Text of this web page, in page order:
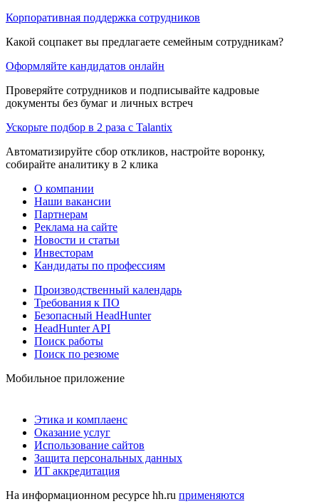
Корпоративная поддержка сотрудников
Какой соцпакет вы предлагаете семейным сотрудникам?
Оформляйте кандидатов онлайн
Проверяйте сотрудников и подписывайте кадровые
документы без бумаг и личных встреч
Ускорьте подбор в 2 раза с Talantix
Автоматизируйте сбор откликов, настройте воронку,
собирайте аналитику в 2 клика
О компании
Наши вакансии
Партнерам
Реклама на сайте
Новости и статьи
Инвесторам
Кандидаты по профессиям
Производственный календарь
Требования к ПО
Безопасный HeadHunter
HeadHunter API
Поиск работы
Поиск по резюме
Мобильное приложение
Этика и комплаенс
Оказание услуг
Использование сайтов
Защита персональных данных
ИТ аккредитация
На информационном ресурсе hh.ru применяются